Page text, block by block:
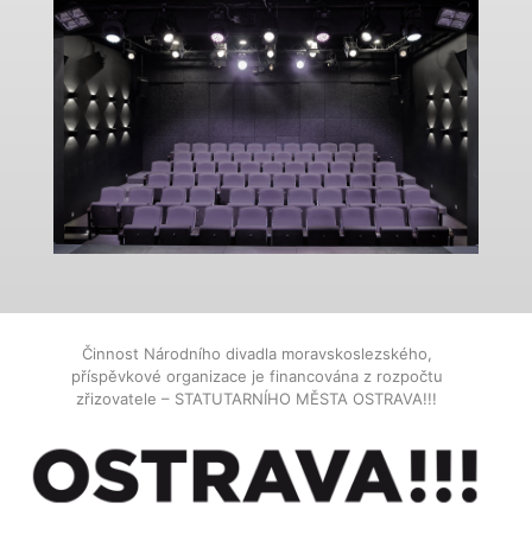
Činnost Národního divadla moravskoslezského,
příspěvkové organizace je financována z rozpočtu
zřizovatele – STATUTARNÍHO MĚSTA OSTRAVA!!!